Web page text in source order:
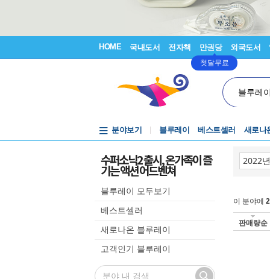
HOME 국내도서 전자책 만권당
첫달무료
외국도서
블루레
분야보기 블루레이 베스트셀러 새로나
수퍼소닉2 출시, 온가족이 즐
기는 액션 어드벤쳐
블루레이 모두보기
베스트셀러
새로나온 블루레이
고객인기 블루레이
이 분야에
판매량순